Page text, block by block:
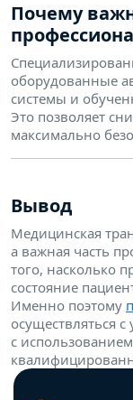
Почему
оборудованные
системы и
Это позволяет
максимально
Вывод
Медицинская
а важная часть
того, насколько
состояние
Именно поэтому
осуществляться
с